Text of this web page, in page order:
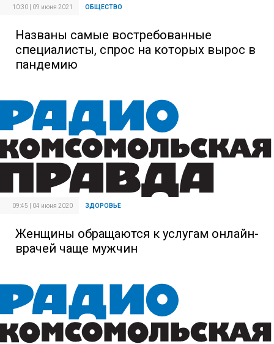
10:30 | 09 июня 2021 ОБЩЕСТВО
Названы самые востребованные
специалисты, спрос на которых вырос в
пандемию
09:45 | 04 июня 2020 ЗДОРОВЬЕ
Женщины обращаются к услугам онлайн-
врачей чаще мужчин